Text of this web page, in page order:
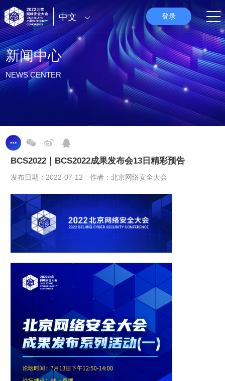
中文 登录
新闻中心
NEWS CENTER
BCS2022｜BCS2022成果发布会13日精彩预告
发布日期：2022-07-12 作者：北京网络安全大会